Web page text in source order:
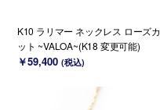
K10 ラリマー ネックレス ローズカ
ット ~VALOA~(K18 変更可能)
￥59,400 (税込)